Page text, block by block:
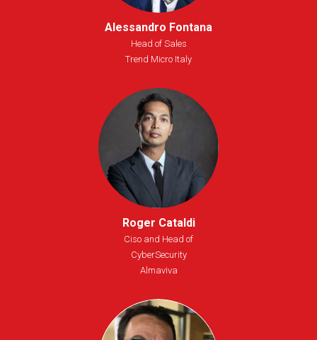
Alessandro Fontana
Head of Sales
Trend Micro Italy
Roger Cataldi
Ciso and Head of
CyberSecurity
Almaviva